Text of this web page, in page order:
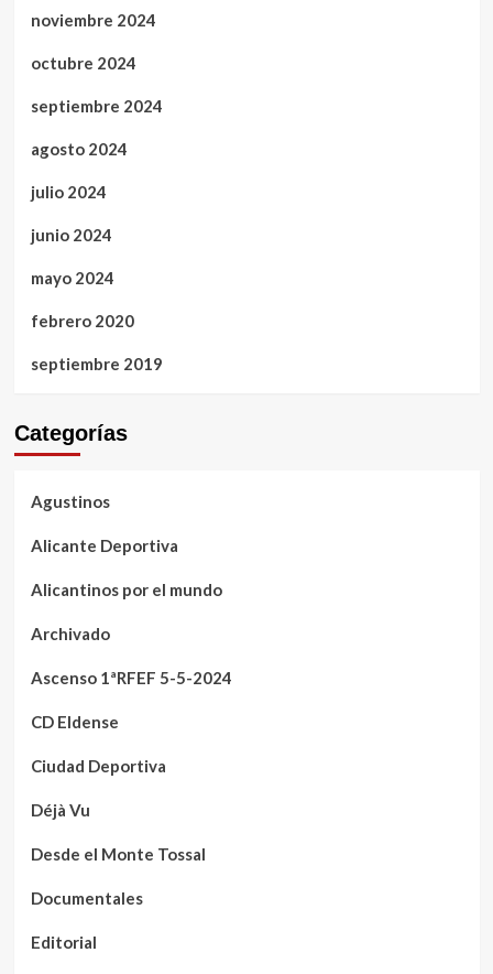
noviembre 2024
octubre 2024
septiembre 2024
agosto 2024
julio 2024
junio 2024
mayo 2024
febrero 2020
septiembre 2019
Categorías
Agustinos
Alicante Deportiva
Alicantinos por el mundo
Archivado
Ascenso 1ªRFEF 5-5-2024
CD Eldense
Ciudad Deportiva
Déjà Vu
Desde el Monte Tossal
Documentales
Editorial